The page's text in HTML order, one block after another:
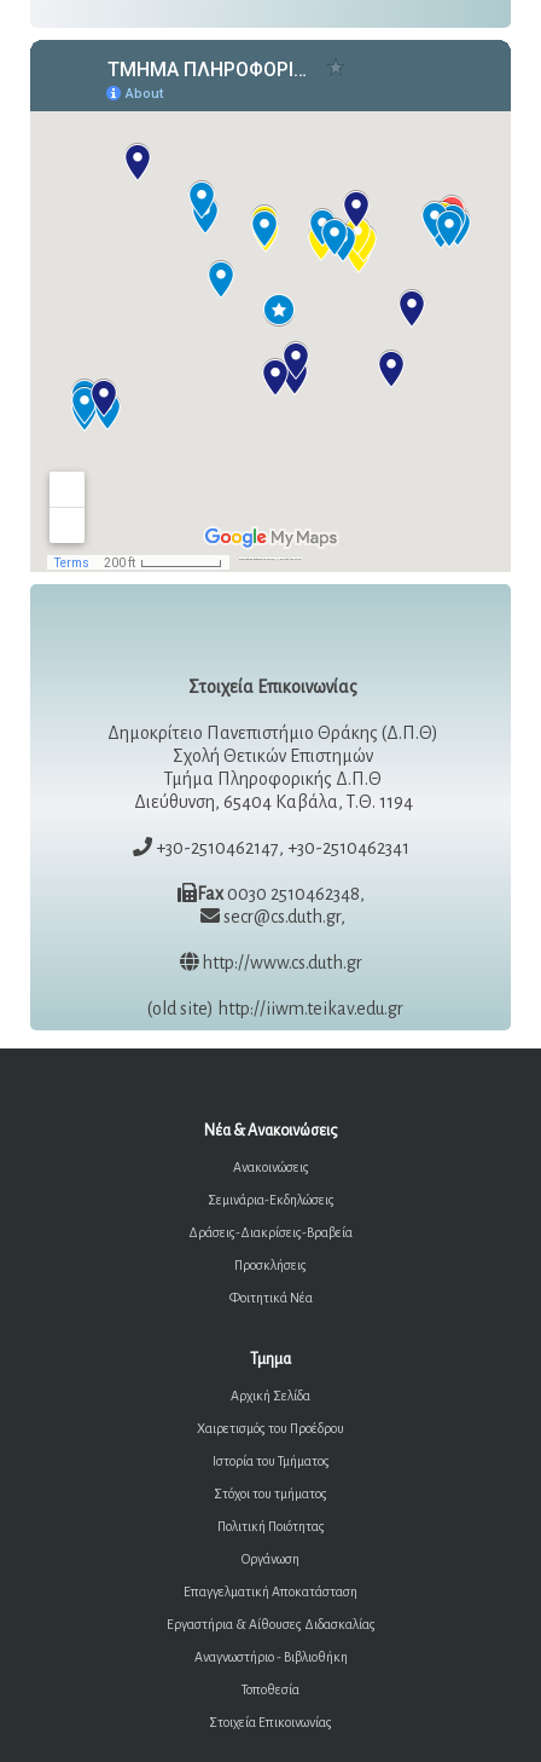
Στοιχεία Επικοινωνίας
Δημοκρίτειο Πανεπιστήμιο Θράκης (Δ.Π.Θ)
Σχολή Θετικών Επιστημών
Τμήμα Πληροφορικής Δ.Π.Θ
Διεύθυνση, 65404 Καβάλα, Τ.Θ. 1194
+30-2510462147, +30-2510462341
Fax0030 2510462348,
secr@cs.duth.gr,
http://www.cs.duth.gr
(old site) http://iiwm.teikav.edu.gr
Νέα & Ανακοινώσεις
Ανακοινώσεις
Σεμινάρια-Εκδηλώσεις
Δράσεις-Διακρίσεις-Βραβεία
Προσκλήσεις
Φοιτητικά Νέα
Τμημα
Αρχική Σελίδα
Χαιρετισμός του Προέδρου
Ιστορία του Τμήματος
Στόχοι του τμήματος
Πολιτική Ποιότητας
Οργάνωση
Επαγγελματική Αποκατάσταση
Εργαστήρια & Αίθουσες Διδασκαλίας
Αναγνωστήριο - Βιβλιοθήκη
Τοποθεσία
Στοιχεία Επικοινωνίας